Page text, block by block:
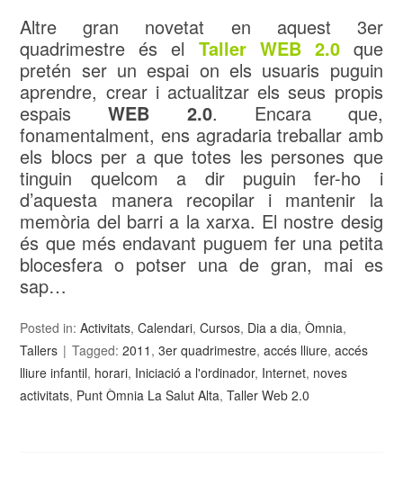
Altre gran novetat en aquest 3er
quadrimestre és el Taller WEB 2.0que
pretén ser un espai on els usuaris puguin
aprendre, crear i actualitzar els seus propis
espaisWEB 2.0. Encara que,
fonamentalment, ens agradaria treballar amb
els blocs per a que totes les persones que
tinguin quelcom a dir puguin fer-ho i
d’aquesta manera recopilar i mantenir la
memòria del barri a la xarxa. El nostre desig
és que més endavant puguem fer una petita
blocesfera o potser una de gran, mai es
sap…
Posted in:Activitats,Calendari,Cursos, Dia a dia,Òmnia,
Tallers
Tagged:2011 ,3er quadrimestre,accés lliure,accés
lliure infantil, horari, Iniciació a l'ordinador, Internet, noves
activitats, Punt Òmnia La Salut Alta,Taller Web 2.0